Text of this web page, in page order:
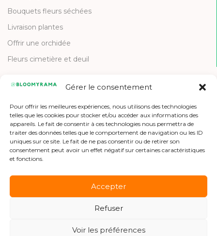
Gérer le consentement
Pour offrir les meilleures expériences, nous utilisons des technologies
telles que les cookies pour stocker et/ou accéder aux informations des
appareils. Le fait de consentir à ces technologies nous permettra de
traiter des données telles que le comportement de navigation ou les ID
uniques sur ce site. Le fait de ne pas consentir ou de retirer son
consentement peut avoir un effet négatif sur certaines caractéristiques
et fonctions.
Accepter
Refuser
Voir les préférences
Bouquets fleurs séchées
Livraison plantes
Offrir une orchidée
Fleurs cimetière et deuil
Contactez-nous
Etre référencé
Offres d'emploi